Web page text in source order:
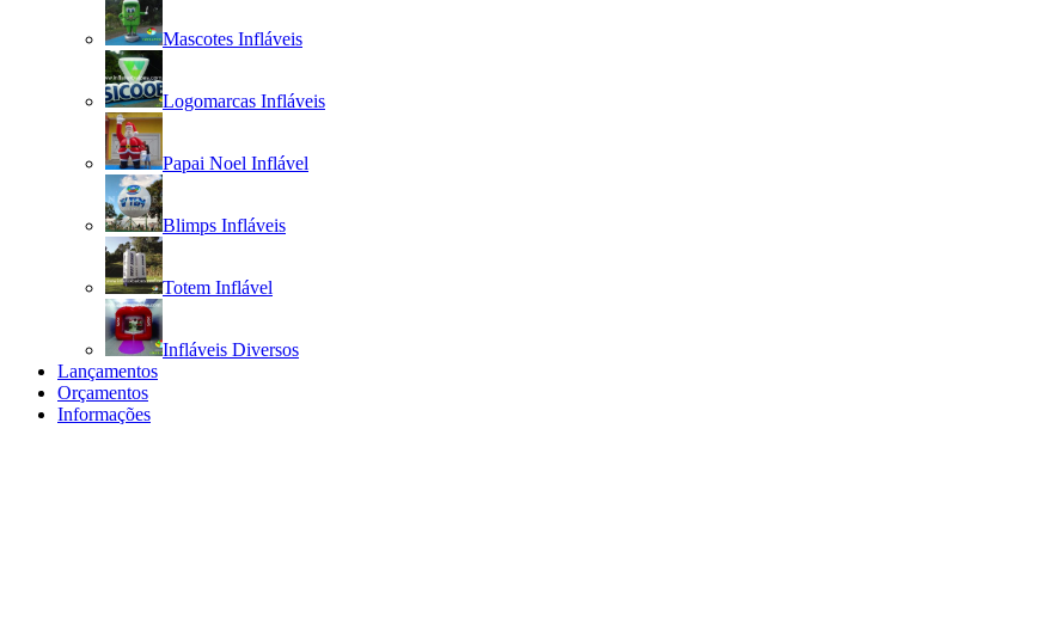
Mascotes Infláveis
Logomarcas Infláveis
Papai Noel Inflável
Blimps Infláveis
Totem Inflável
Infláveis Diversos
Lançamentos
Orçamentos
Informações